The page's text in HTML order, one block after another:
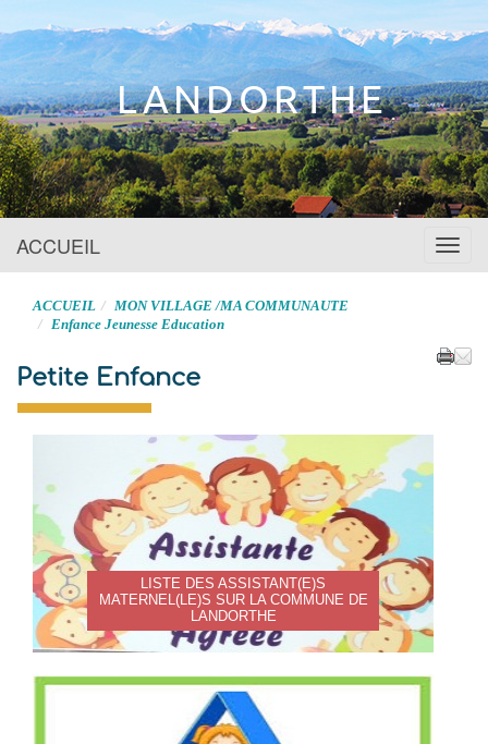
LANDORTHE
Menu
ACCUEIL
ACCUEIL
MON VILLAGE /MA COMMUNAUTE
Enfance Jeunesse Education
Petite Enfance
LISTE DES ASSISTANT(E)S
MATERNEL(LE)S SUR LA COMMUNE DE
LANDORTHE